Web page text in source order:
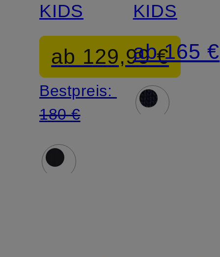
KIDS
ab 129,99 €
Bestpreis:
180 €
KIDS
ab 165 €